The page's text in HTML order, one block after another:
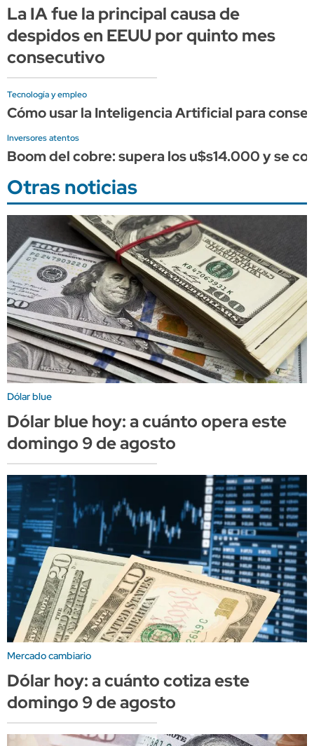
La IA fue la principal causa de
despidos en EEUU por quinto mes
consecutivo
Tecnología y empleo
Cómo usar la Inteligencia Artificial para
Inversores atentos
Boom del cobre: supera los u$s14.000 y se
Otras noticias
Dólar blue
Dólar blue hoy: a cuánto opera este
domingo 9 de agosto
Mercado cambiario
Dólar hoy: a cuánto cotiza este
domingo 9 de agosto